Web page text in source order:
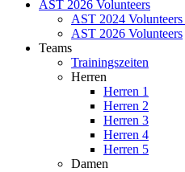
AST 2026 Volunteers
AST 2024
AST 2026 Volunteers
Teams
Trainingszeiten
Herren
Herren 1
Herren 2
Herren 3
Herren 4
Herren 5
Damen